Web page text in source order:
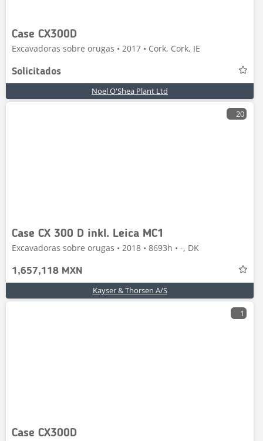
Case CX300D
Excavadoras sobre orugas • 2017 • Cork, Cork, IE
Solicitados
Noel O'Shea Plant Ltd
20
Case CX 300 D inkl. Leica MC1
Excavadoras sobre orugas • 2018 • 8693h • -, DK
1,657,118 MXN
Kayser & Thorsen A/S
1
Case CX300D